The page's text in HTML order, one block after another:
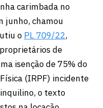
carimbada no
junho, chamou
o PL 709/22,
de
isenção de 75% do
(IRPF) incidente
o texto